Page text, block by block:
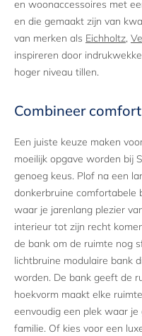
Wil je eerst komen
ons om één van de
met ons op via 020-
zaterdag & zondag 9:00
en woonaccessoires met
en die gemaakt zijn van
van merken als Eichholtz,
inspireren door
hoger niveau tillen.
Combineer
Een juiste keuze maken
moeilijk opgave worden bij
genoeg keus. Plof na een
donkerbruine comfortabele
waar je jarenlang plezier
interieur tot zijn recht
de bank om de ruimte nog
lichtbruine modulaire bank
worden. De bank geeft de
hoekvorm maakt elke
eenvoudig een plek waar
familie. Of kies voor een